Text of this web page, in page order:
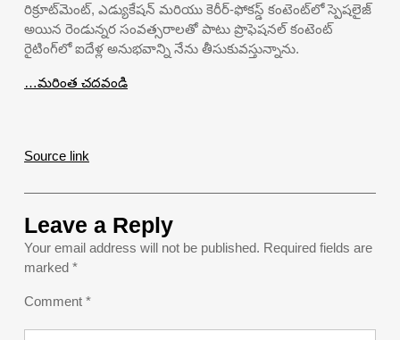
రిక్రూట్‌మెంట్, ఎడ్యుకేషన్ మరియు కెరీర్-ఫోకస్డ్ కంటెంట్‌లో స్పెషలైజ్
అయిన రెండున్నర సంవత్సరాలతో పాటు ప్రొఫెషనల్ కంటెంట్
రైటింగ్‌లో ఐదేళ్ల అనుభవాన్ని నేను తీసుకువస్తున్నాను.
…మరింత చదవండి
Source link
Leave a Reply
Your email address will not be published. Required fields are
marked *
Comment *